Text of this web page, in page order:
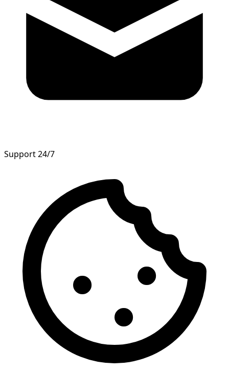
Support 24/7